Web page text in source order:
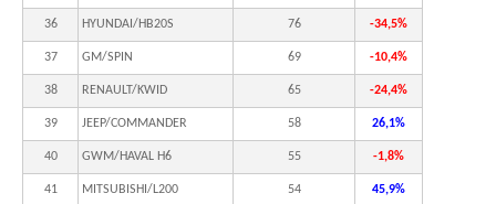
36 HYUNDAI/HB20S 76 -34,5%
37 GM/SPIN 69 -10,4%
38 RENAULT/KWID 65 -24,4%
39 JEEP/COMMANDER 58 26,1%
40 GWM/HAVAL H6 55 -1,8%
41 MITSUBISHI/L200 54 45,9%